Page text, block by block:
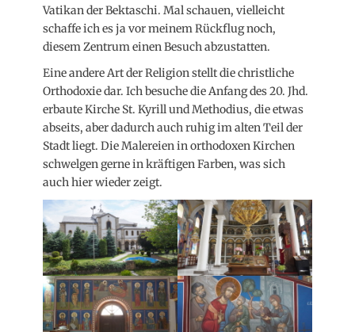
Vatikan der Bektaschi. Mal schauen, vielleicht
schaffe ich es ja vor meinem Rückflug noch,
diesem Zentrum einen Besuch abzustatten.
Eine andere Art der Religion stellt die christliche
Orthodoxie dar. Ich besuche die Anfang des 20. Jhd.
erbaute Kirche St. Kyrill und Methodius, die etwas
abseits, aber dadurch auch ruhig im alten Teil der
Stadt liegt. Die Malereien in orthodoxen Kirchen
schwelgen gerne in kräftigen Farben, was sich
auch hier wieder zeigt.